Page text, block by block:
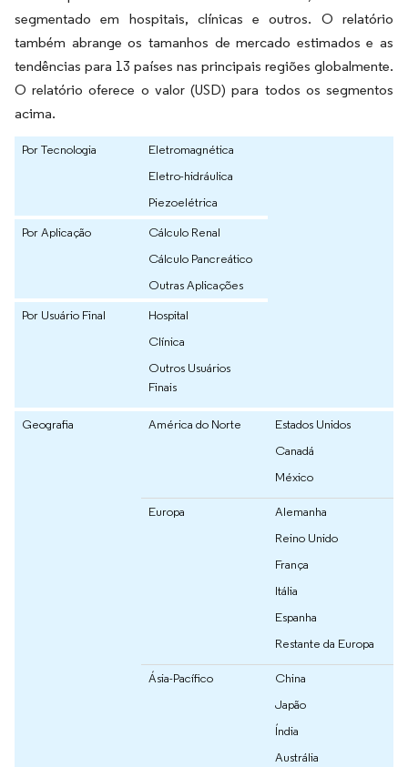
segmentado em hospitais, clínicas e outros. O relatório
também abrange os tamanhos de mercado estimados e as
tendências para 13 países nas principais regiões globalmente.
O relatório oferece o valor (USD) para todos os segmentos
acima.
Por Tecnologia
Eletromagnética
Eletro-hidráulica
Piezoelétrica
Por Aplicação
Cálculo Renal
Cálculo Pancreático
Outras Aplicações
Por Usuário Final
Hospital
Clínica
Outros Usuários
Finais
Geografia América do Norte
Estados Unidos
Canadá
México
Europa
Alemanha
Reino Unido
França
Itália
Espanha
Restante da Europa
Ásia-Pacífico
China
Japão
Índia
Austrália